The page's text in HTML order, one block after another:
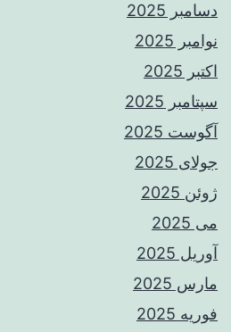
دسامبر 2025
نوامبر 2025
اکتبر 2025
سپتامبر 2025
آگوست 2025
جولای 2025
ژوئن 2025
می 2025
آوریل 2025
مارس 2025
فوریه 2025